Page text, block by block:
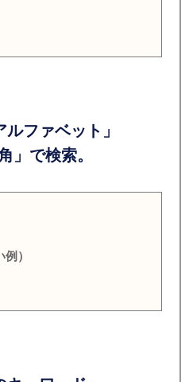
ファベット」
で検索。
）